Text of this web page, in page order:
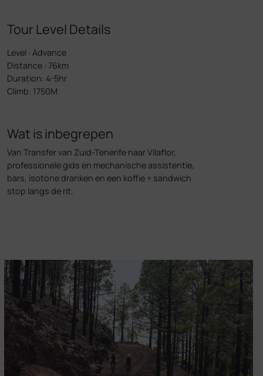
Tour Level Details
Level : Advance
Distance : 76km
Duration: 4-5hr
Climb: 1750M
Wat is inbegrepen
Van Transfer van Zuid-Tenerife naar Vilaflor,
professionele gids en mechanische assistentie,
bars, isotone dranken en een koffie + sandwich
stop langs de rit.